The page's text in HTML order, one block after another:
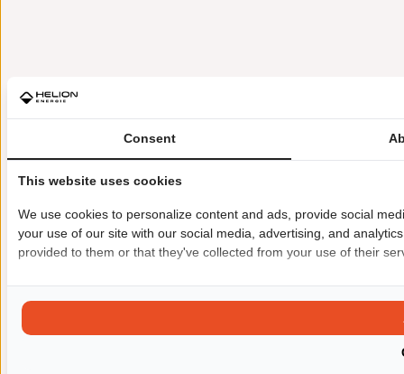
Consent
This website uses cookies
We use cookies to personalize content and ads, provide social
your use of our site with our social media, advertising, and
provided to them or that they've collected from your use of their